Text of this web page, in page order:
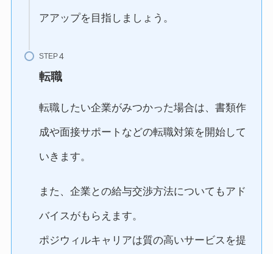
アアップを目指しましょう。
STEP
転職
転職したい企業がみつかった場合は、書類作
成や面接サポートなどの転職対策を開始して
いきます。
また、企業との給与交渉方法についてもアド
バイスがもらえます。
ポジウィルキャリアは質の高いサービスを提